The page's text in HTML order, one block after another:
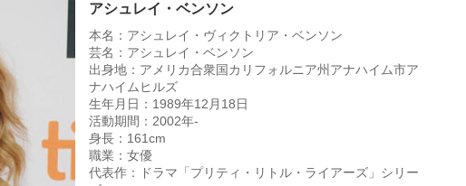
アシュレイ・ベンソン
本名：アシュレイ・ヴィクトリア・ベンソン
芸名：アシュレイ・ベンソン
出身地：アメリカ合衆国カリフォルニア州アナハイム市ア
ナハイムヒルズ
生年月日：1989年12月18日
活動期間：2002年-
身長：161cm
職業：女優
代表作：ドラマ「プリティ・リトル・ライアーズ」シリー